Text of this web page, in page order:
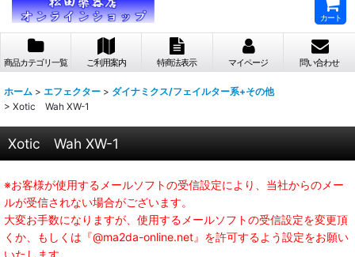
カート
商品カテゴリ一覧 ご利用案内 特商法表示 マイページ 問い合わせ
ホーム > エフェクター > ダイナミクス/フェイルター系+その他
> Xotic Wah XW-1
Xotic Wah XW-1
※お客様が使用するメールソフトの受信設定により、当社からのメー
ルが受信されない場合がございます。
大変お手数になりますが、使用するメールソフトの受信設定を変更頂
くか、もしくは『@ma2da-online.net』を許可するよう設定をお願い
いたします。